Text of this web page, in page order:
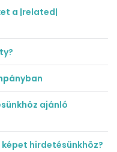
a |related|
ajánló
hirdetésünkhöz?